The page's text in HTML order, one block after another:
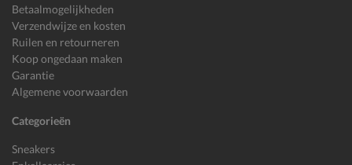
Betaalmogelijkheden
Verzendwijze en kosten
Ruilen en retourneren
Koop ongedaan maken
Garantie
Algemene voorwaarden
Categorieën
Sneakers